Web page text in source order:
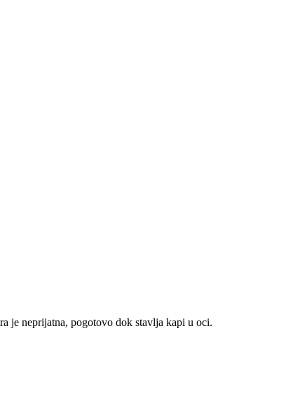
je neprijatna, pogotovo dok stavlja kapi u oci.